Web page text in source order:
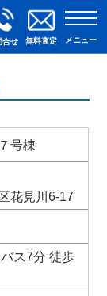
合せ 無料査定 メニュー
号棟
花見川6-17
ス7分 徒歩